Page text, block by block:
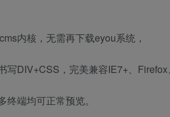
内核，无需再下载eyou系统，
写DIV+CSS，完美兼容IE7+、
端均可正常预览。